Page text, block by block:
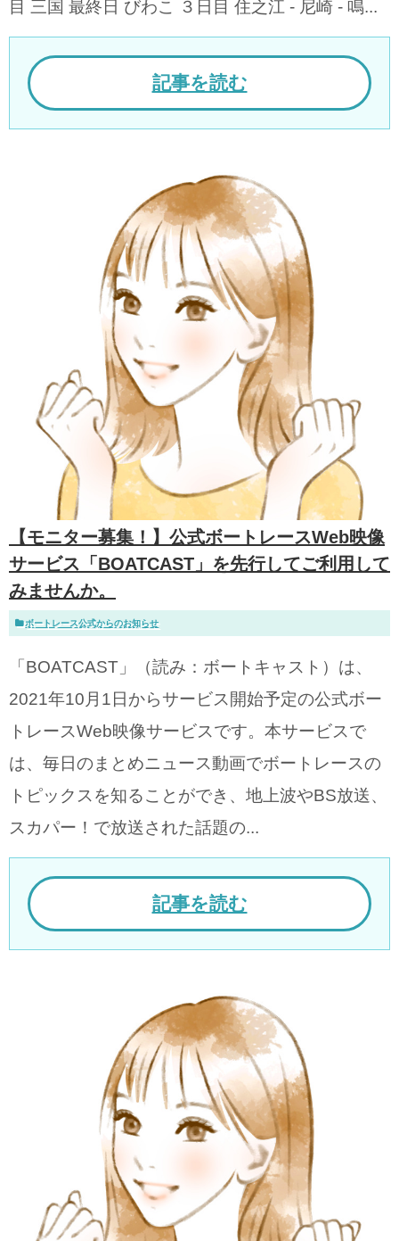
目 三国 最終日 びわこ ３日目 住之江 - 尼崎 - 鳴...
記事を読む
【モニター募集！】公式ボートレースWeb映像
サービス「BOATCAST」を先行してご利用して
みませんか。
ボートレース公式からのお知らせ
「BOATCAST」（読み：ボートキャスト）は、
2021年10月1日からサービス開始予定の公式ボー
トレースWeb映像サービスです。本サービスで
は、毎日のまとめニュース動画でボートレースの
トピックスを知ることができ、地上波やBS放送、
スカパー！で放送された話題の...
記事を読む